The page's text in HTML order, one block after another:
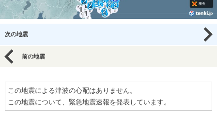
次の地震
前の地震
この地震による津波の心配はありません。
この地震について、緊急地震速報を発表しています。